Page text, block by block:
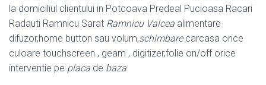
la domiciliul clientului in Potcoava Predeal Pucioasa Racari
Radauti Ramnicu Sarat Ramnicu Valcea alimentare
difuzor,home button sau volum,schimbarecarcasa orice
culoare touchscreen , geam , digitizer,folie on/off orice
interventie pe placa de baza